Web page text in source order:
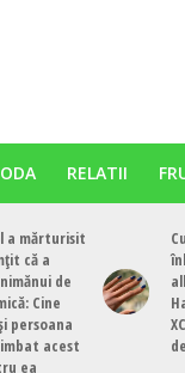
RELATII
a mărturisit
că a
de
Cine
persoana
acest
ea